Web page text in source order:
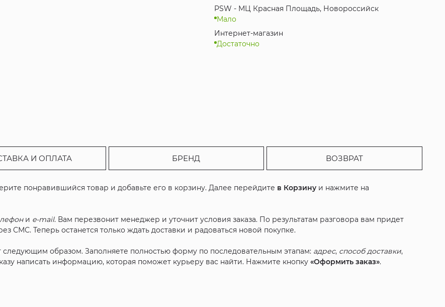
PSW - МЦ Красная Площадь, Новороссийск
Мало
Интернет-магазин
Достаточно
И ОПЛАТА БРЕНД ВОЗВРАТ
понравившийся товар и добавьте его в корзину. Далее перейдите в Корзину и нажмите на
и e-mail. Вам перезвонит менеджер и уточнит условия заказа. По результатам разговора вам придет
СМС. Теперь останется только ждать доставки и радоваться новой покупке.
образом. Заполняете полностью форму по последовательным этапам: адрес, способ доставки,
написать информацию, которая поможет курьеру вас найти. Нажмите кнопку«Оформить заказ».